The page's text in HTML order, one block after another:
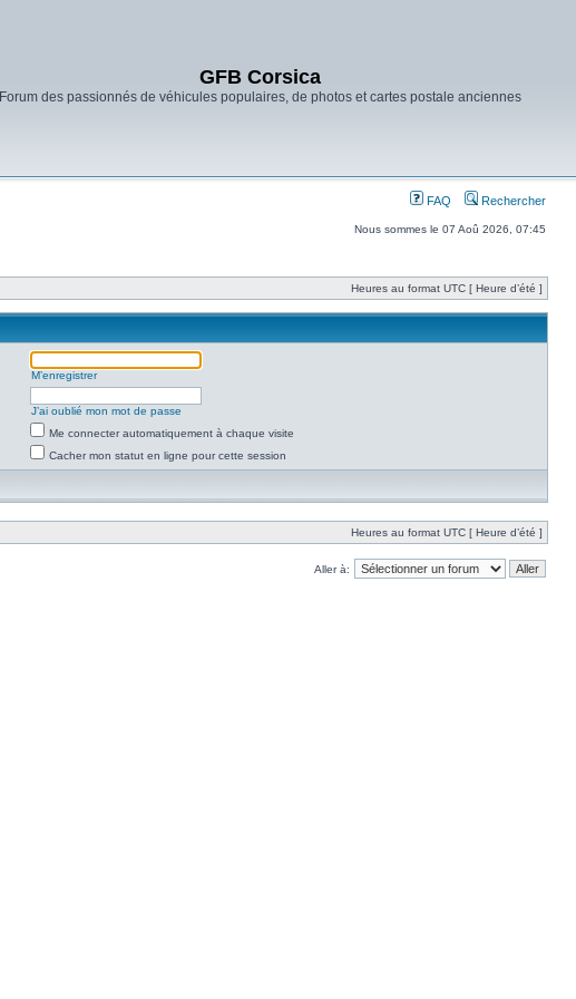
GFB Corsica
Forum des passionnés de véhicules populaires, de photos et cartes postale anciennes
FAQ Rechercher
Nous sommes le 07 Aoû 2026, 07:45
Heures au format UTC [ Heure d’été ]
M’enregistrer
J’ai oublié mon mot de passe
Me connecter automatiquement à chaque visite
Cacher mon statut en ligne pour cette session
Heures au format UTC [ Heure d’été ]
Aller à: